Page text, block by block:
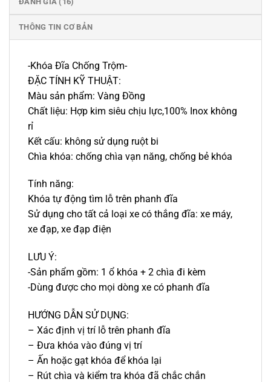
THÔNG TIN CƠ BẢN
-Khóa Đĩa Chống Trộm-
ĐẶC TÍNH KỸ THUẬT:
Màu sản phẩm: Vàng Đồng
Chất liệu: Hợp kim siêu chịu lực,100% Inox không
rỉ
Kết cấu: không sử dụng ruột bi
Chìa khóa: chống chìa vạn năng, chống bẻ khóa
Tính năng:
Khóa tự động tìm lỗ trên phanh đĩa
Sử dụng cho tất cả loại xe có thắng đĩa: xe máy,
xe đạp, xe đạp điện
LƯU Ý:
-Sản phẩm gồm: 1 ổ khóa + 2 chìa đi kèm
-Dùng được cho mọi dòng xe có phanh đĩa
HƯỚNG DẪN SỬ DỤNG:
– Xác định vị trí lỗ trên phanh đĩa
– Đưa khóa vào đúng vị trí
– Ấn hoặc gạt khóa để khóa lại
– Rút chìa và kiểm tra khóa đã chắc chắn